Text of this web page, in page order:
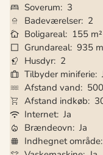
Soverum
3
Badeværelser 2
Boligareal 155 m²
Grundareal 935
Husdyr 2
Tilbyder miniferie
Afstand vand
Afstand indkøb
Internet Ja
Brændeovn Ja
Indhegnet område